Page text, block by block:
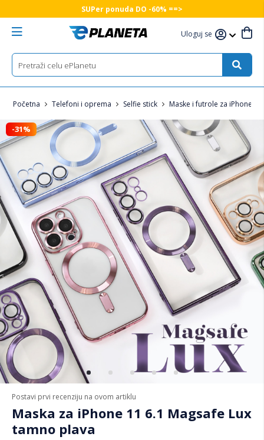
SUPer ponuda DO -60% ==>
Uloguj se
Početna Telefoni i oprema Selfie stick Maske i futrole za iPhone
Postavi prvi recenziju na ovom artiklu
Maska za iPhone 11 6.1 Magsafe Lux
tamno plava
-31%